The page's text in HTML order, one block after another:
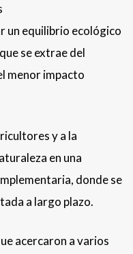
un equilibrio ecológico
se extrae del
menor impacto
y a la
en una
donde se
a largo plazo.
acercaron a varios